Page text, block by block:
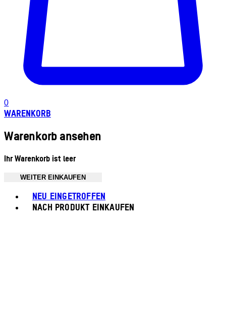
0
WARENKORB
Warenkorb ansehen
Ihr Warenkorb ist leer
WEITER EINKAUFEN
NEU EINGETROFFEN
NACH PRODUKT EINKAUFEN